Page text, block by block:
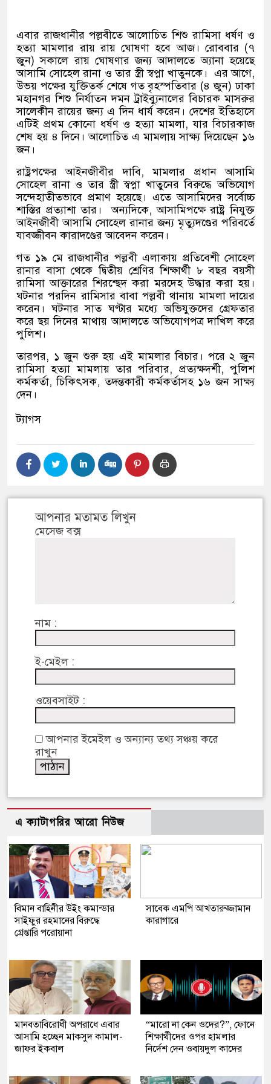
এবার রাজধানীর পল্লবীতে আলোচিত শিশু রামিসা ধর্ষণ ও
হত্যা মামলার রায় রায় ঘোষণা হবে আজ। রোববার(৭
জুন)সকালে রায় ঘোষণার জন্য আদালতে অ্যানা হয়েছে
আসামি সোহেল রানা ও তার স্ত্রী স্বপ্না খাতুনকে। এর আগে,
উভয় পক্ষের যুক্তিতর্ক শেষে গত বৃহস্পতিবার (৪ জুন)ঢাকা
মহানগর শিশু নির্যাতন দমন ট্রাইব্যুনালের বিচারক মাসরুর
সালেকীন রায়ের জন্য এ দিন ধার্য করেন। দেশের ইতিহাসে
এটিই প্রথম কোনো ধর্ষণ ও হত্যা মামলা,যার বিচারকাজ
শেষ হয় ৪ দিনে। আলোচিত এ মামলায় সাক্ষ্য দিয়েছেন ১৬
জন।
রাষ্ট্রপক্ষের আইনজীবীর দাবি,মামলার প্রধান আসামি
সোহেল রানা ও তার স্ত্রী স্বপ্না খাতুনের বিরুদ্ধে অভিযোগ
সন্দেহাতীতভাবে প্রমাণ হয়েছে। এতে আসামিদের সর্বোচ্চ
শাস্তির প্রত্যাশা তার।
অন্যদিকে,আসামিপক্ষে রাষ্ট্র নিযুক্ত
আইনজীবী আসামি সোহেল রানার জন্য মৃত্যুদণ্ডের পরিবর্তে
যাবজ্জীবন কারাদণ্ডের আবেদন করেন।
গত ১৯ মে রাজধানীর পল্লবী এলাকায় প্রতিবেশী সোহেল
রানার বাসা থেকে দ্বিতীয় শ্রেণির শিক্ষার্থী ৮ বছর বয়সী
রামিসা আক্তারের শিরশ্ছেদ করা মরদেহ উদ্ধার করা হয়।
ঘটনার পরদিন রামিসার বাবা পল্লবী থানায় মামলা দায়ের
করেন। ঘটনার সাত ঘণ্টার মধ্যে অভিযুক্তদের গ্রেফতার
করে ছয় দিনের মাথায় আদালতে অভিযোগপত্র দাখিল করে
পুলিশ।
তারপর, ১ জুন শুরু হয় এই মামলার বিচার। পরে ২ জুন
রামিসা হত্যা মামলায় তার পরিবার, প্রত্যক্ষদর্শী,পুলিশ
কর্মকর্তা,চিকিৎসক,তদন্তকারী কর্মকর্তাসহ ১৬ জন সাক্ষ্য
দেন।
ট্যাগস
আপনার মতামত লিখুন
মেসেজ বক্স
নাম :
ই-মেইল :
ওয়েবসাইট :
আপনার ইমেইল ও অন্যান্য তথ্য সঞ্চয় করে
রাখুন
এ ক্যাটাগরির আরো নিউজ
বিমান বাহিনীর উইং কমান্ডার
সাইফুর রহমানের বিরুদ্ধে
গ্রেপ্তারি পরোয়ানা
সাবেক এমপি আখতারুজ্জামান
কারাগারে
মানবতাবিরোধী অপরাধে এবার
আসামি হচ্ছেন মাকসুদ কামাল-
জাফর ইকবাল
“মারো না কেন ওদের?”, ফোনে
শিক্ষার্থীদের ওপর হামলার
নির্দেশ দেন ওবায়দুল কাদের